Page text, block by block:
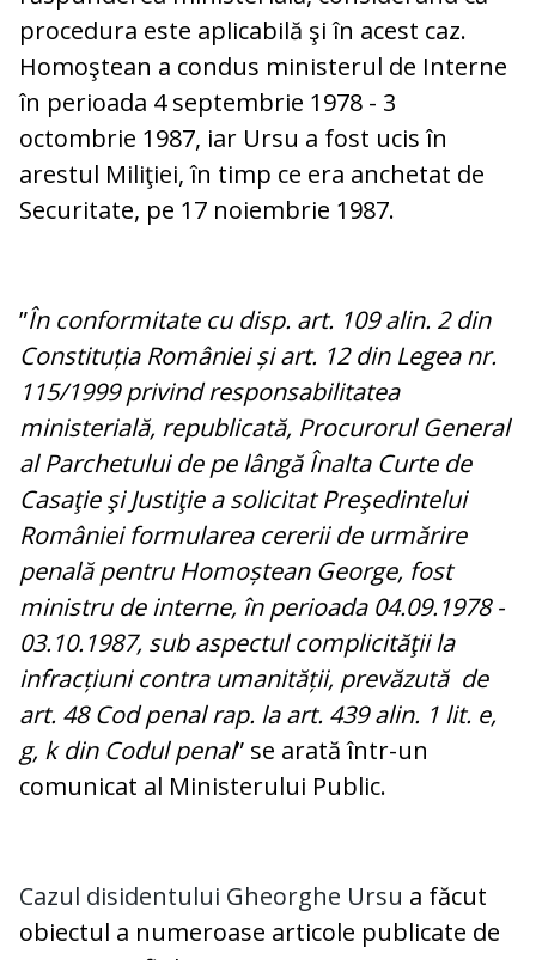
procedura este aplicabilă şi în acest caz.
Homoştean a condus ministerul de Interne
în perioada 4 septembrie 1978 - 3
octombrie 1987, iar Ursu a fost ucis în
arestul Miliţiei, în timp ce era anchetat de
Securitate, pe 17 noiembrie 1987.
”În conformitate cu disp. art. 109 alin. 2 din
Constituția României și art. 12 din Legea nr.
115/1999 privind responsabilitatea
ministerială, republicată, Procurorul General
al Parchetului de pe lângă Înalta Curte de
Casaţie şi Justiţie a solicitat Preşedintelui
României formularea cererii de urmărire
penală pentru Homoștean George, fost
ministru de interne, în perioada 04.09.1978 -
03.10.1987, sub aspectul complicităţii la
infracțiuni contra umanității, prevăzută de
art. 48 Cod penal rap. la art. 439 alin. 1 lit. e,
g, k din Codul penal” se arată într-un
comunicat al Ministerului Public.
Cazul disidentului Gheorghe Ursu a făcut
obiectul a numeroase articole publicate de